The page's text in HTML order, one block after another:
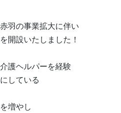
羽の事業拡大に伴い
開設いたしました！
護ヘルパーを経験
している
増やし